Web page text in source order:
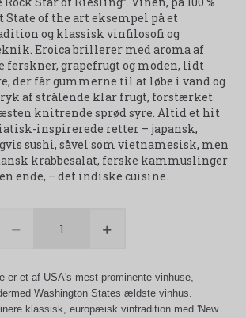
State of the art eksempel på et
og klassisk vinfilosofi og
Eroica brillerer med aroma af
ferskner, grapefrugt og moden, lidt
der får gummerne til at løbe i vand og
af strålende klar frugt, forstærket
knitrende sprød syre. Altid et hit
inspirerede retter – japansk,
sushi, såvel som vietnamesisk, men
krabbesalat, ferske kammuslinger
ende, – det indiske cuisine.
er et af USA's mest prominente vinhuse,
Washington States ældste vinhus.
klassisk, europæisk vintradition med 'New